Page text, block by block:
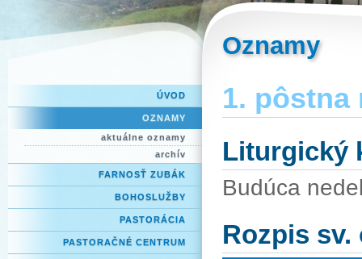
ÚVOD
OZNAMY
aktuálne oznamy
archív
FARNOSŤ ZUBÁK
BOHOSLUŽBY
PASTORÁCIA
PASTORAČNÉ CENTRUM
Oznamy
1. pôstna
Liturgický
Budúca
Rozpis sv.